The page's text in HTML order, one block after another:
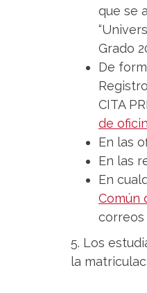
que se
Grado
De
CITA
de
En las
En las
En
Común
correos
5. Los
la